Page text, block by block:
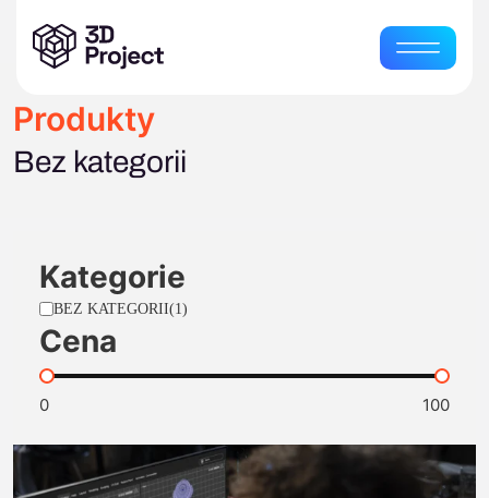
Produkty
Bez kategorii
Kategorie
BEZ KATEGORII(1)
Cena
0 100